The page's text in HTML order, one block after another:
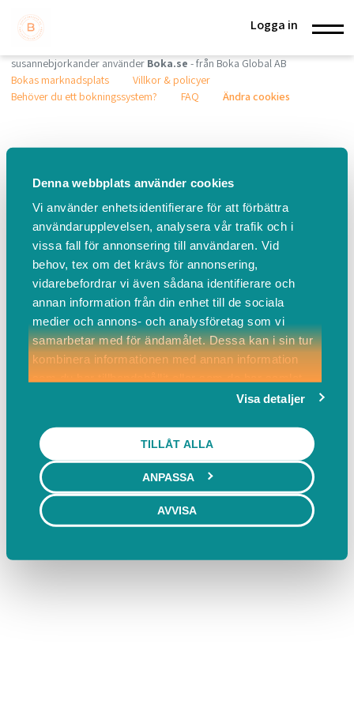
Denna webbplats använder cookies
Vi använder enhetsidentifierare för att förbättra
användarupplevelsen, analysera vår trafik och i
vissa fall för annonsering till användaren. Vid
behov, tex om det krävs för annonsering,
vidarebefordrar vi även sådana identifierare och
annan information från din enhet till de sociala
medier och annons- och analysföretag som vi
samarbetar med för ändamålet. Dessa kan i sin tur
kombinera informationen med annan information
Visa detaljer
TILLÅT ALLA
ANPASSA
AVVISA
Logga in
susannebjorkander använder Boka.se - från Boka Global AB
Bokas marknadsplats
Villkor & policyer
Behöver du ett bokningssystem?
FAQ Ändra cookies